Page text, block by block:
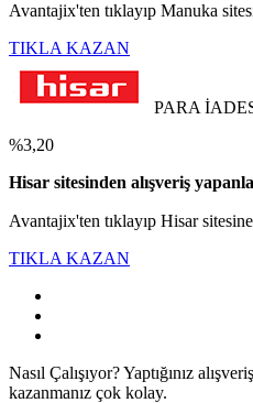
Avantajix'ten tıklayıp Manuka
TIKLA KAZAN
PARA
%3,20
Hisar sitesinden alışveriş
Avantajix'ten tıklayıp Hisar
TIKLA KAZAN
Nasıl Çalışıyor?Yaptığınız
kazanmanız çok kolay.